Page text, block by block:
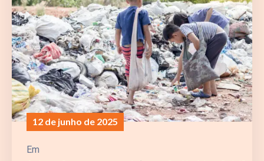
12 de junho de 2025
Em